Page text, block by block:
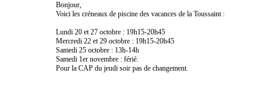
Bonjour,
Voici les créneaux de piscine des vacances de la Toussaint :
Lundi 20 et 27 octobre : 19h15-20h45
Mercredi 22 et 29 octobre : 19h15-20h45
Samedi 25 octobre : 13h-14h
Samedi 1er novembre : férié.
Pour la CAP du jeudi soir pas de changement.